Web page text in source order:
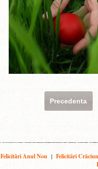
Precedenta
Felicitări Anul Nou | Felicitări